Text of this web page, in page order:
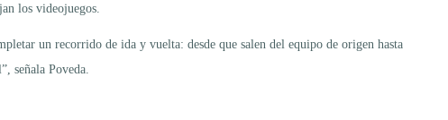
los videojuegos.
un recorrido de ida y vuelta: desde que salen del equipo de origen hasta
señala Poveda.